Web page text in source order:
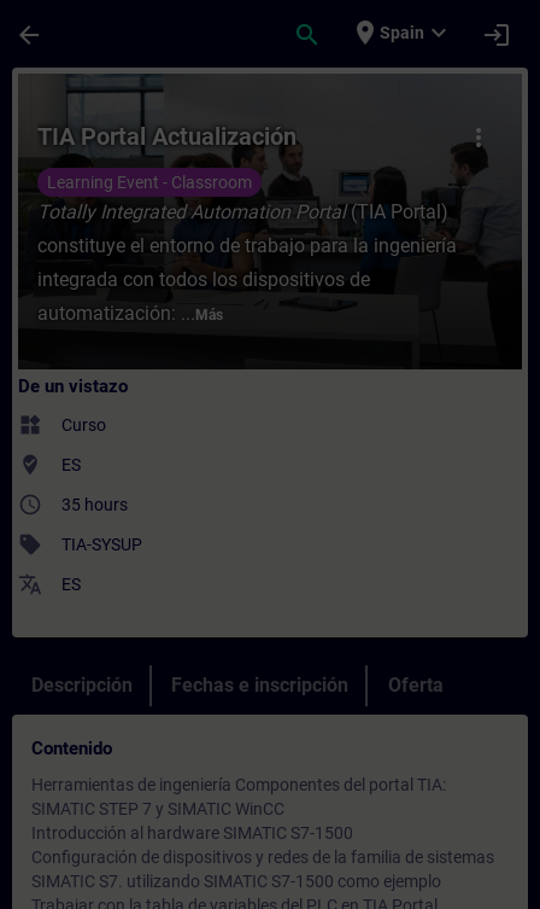
arrow_back search place Spain expand_more login
Curso - TIA Portal Actualización -
more_vert
TIA Portal Actualización
Learning Event - Classroom
Totally Integrated Automation Portal(TIA Portal)
constituye el entorno de trabajo para la ingeniería
integrada con todos los dispositivos de
automatización: ... Más
De un vistazo
widgets Curso
where_to_vote ES
access_time 35 hours
sell TIA-SYSUP
translate ES
Descripción Fechas e inscripción Oferta
Contenido
Herramientas de ingeniería Componentes del portal TIA:
SIMATIC STEP 7 y SIMATIC WinCC
Introducción al hardware SIMATIC S7-1500
Configuración de dispositivos y redes de la familia de sistemas
SIMATIC S7. utilizando SIMATIC S7-1500 como ejemplo